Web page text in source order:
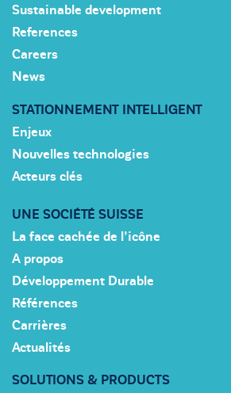
Sustainable development
References
Careers
News
STATIONNEMENT INTELLIGENT
Enjeux
Nouvelles technologies
Acteurs clés
UNE SOCIÉTÉ SUISSE
La face cachée de l’icône
A propos
Développement Durable
Références
Carrières
Actualités
SOLUTIONS & PRODUCTS